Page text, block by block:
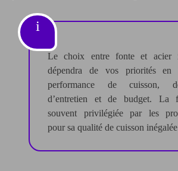
Le choix entre fonte et acier
dépendra de vos priorités en
performance de cuisson,
d’entretien et de budget. La
souvent privilégiée par les
pour sa qualité de cuisson